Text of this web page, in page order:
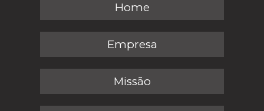
Home
Empresa
Missão